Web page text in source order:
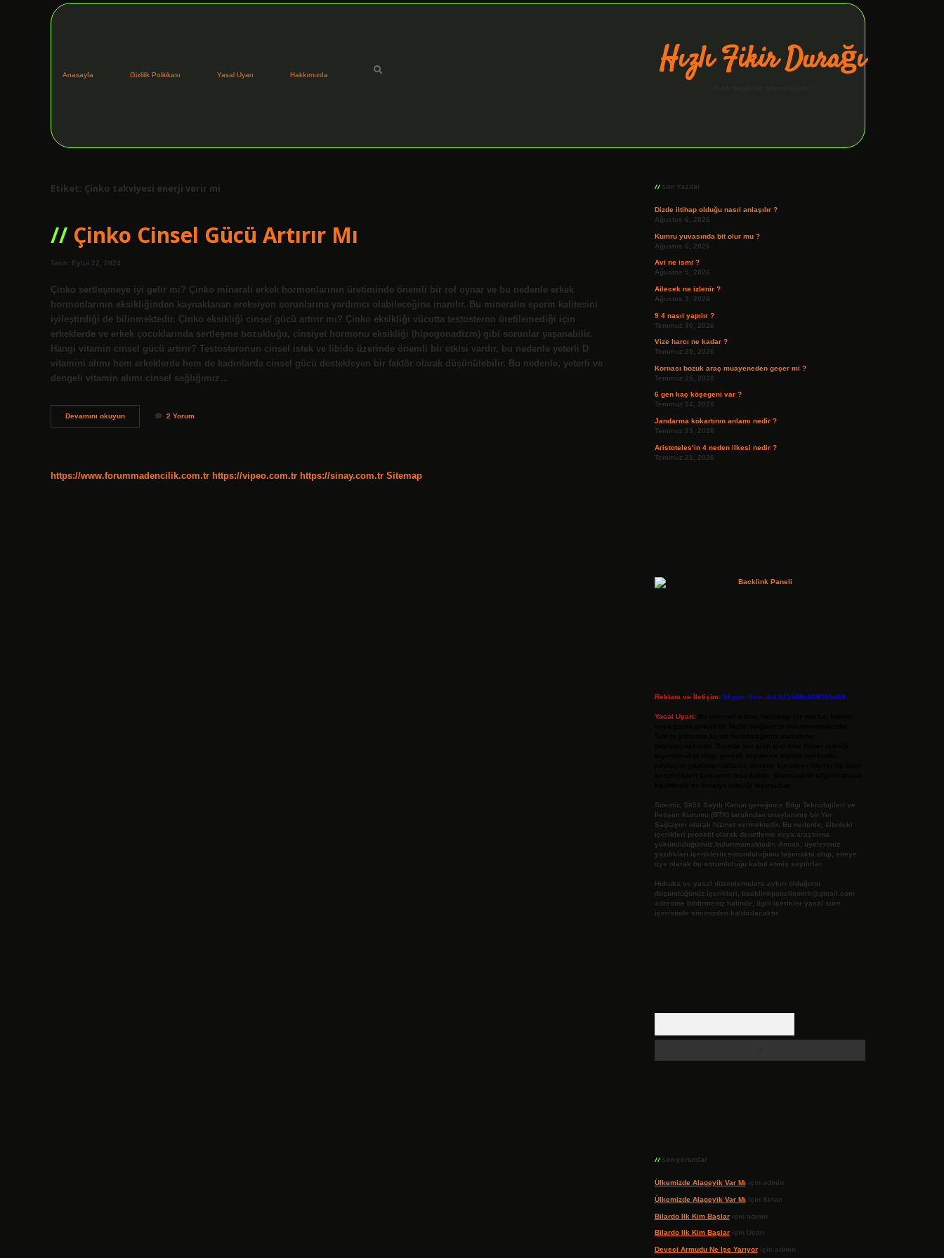
Anasayfa Gizlilik Politikası Yasal Uyarı Hakkımızda Hızlı Fikir Durağı
Etiket: Çinko takviyesi enerji verir mi
Çinko Cinsel Gücü Artırır Mı
Tarih: Eylül 22, 2024
Çinko sertleşmeye iyi gelir mi? Çinko minerali erkek hormonlarının üretiminde önemli bir rol oynar ve bu nedenle erkek
hormonlarının eksikliğinden kaynaklanan ereksiyon sorunlarına yardımcı olabileceğine inanılır. Bu mineralin sperm kalitesini
iyileştirdiği de bilinmektedir. Çinko eksikliği cinsel gücü artırır mı? Çinko eksikliği vücutta testosteron üretilemediği için
erkeklerde ve erkek çocuklarında sertleşme bozukluğu, cinsiyet hormonu eksikliği (hipogonadizm) gibi sorunlar yaşanabilir.
Hangi vitamin cinsel gücü artırır? Testosteronun cinsel istek ve libido üzerinde önemli bir etkisi vardır, bu nedenle yeterli D
vitamini alımı hem erkeklerde hem de kadınlarda cinsel gücü destekleyen bir faktör olarak düşünülebilir. Bu nedenle, yeterli ve
dengeli vitamin alımı cinsel sağlığımız…
Devamını okuyunÇinko
Cinsel
2 Yorum
https://www.forummadencilik.com.tr https://vipeo.com.tr https://sinay.com.tr Sitemap
Son Yazılar
Dizde iltihap olduğu nasıl anlaşılır ?
Ağustos 6, 2026
Kumru yuvasında bit olur mu ?
Ağustos 6, 2026
Avi ne ismi ?
Ağustos 5, 2026
Ailecek ne izlenir ?
Ağustos 3, 2026
9 4 nasıl yapılır ?
Temmuz 30, 2026
Vize harcı ne kadar ?
Temmuz 29, 2026
Kornası bozuk araç muayeneden geçer mi ?
Temmuz 25, 2026
6 gen kaç köşegeni var ?
Temmuz 24, 2026
Jandarma kokartının anlamı nedir ?
Temmuz 23, 2026
Aristoteles’in 4 neden ilkesi nedir ?
Temmuz 21, 2026
Reklam ve İletişim: Skype: live:.cid.575569c608265c69
Yasal Uyarı:
Sitemiz, 5651 Sayılı Kanun gereğince Bilgi Teknolojileri ve
İletişim Kurumu (BTK) tarafından onaylanmış bir Yer
Sağlayıcı olarak hizmet vermektedir. Bu nedenle, sitedeki
içerikleri proaktif olarak denetleme veya araştırma
yükümlülüğümüz bulunmamaktadır. Ancak, üyelerimiz
yazdıkları içeriklerin sorumluluğunu taşımakta olup, siteye
üye olarak bu sorumluluğu kabul etmiş sayılırlar.
Hukuka ve yasal düzenlemelere aykırı olduğunu
düşündüğünüz içerikleri,
backlinkpanelicomtr@gmail.com
adresine bildirmeniz halinde, ilgili içerikler yasal süre
içerisinde sitemizden kaldırılacaktır.
Son yorumlar
Ülkemizde Alageyik Var Mı için admin
Ülkemizde Alageyik Var Mı için Sinan
Bilardo Ilk Kim Başlariçin admin
Bilardo Ilk Kim Başlariçin Uçan
Deveci Armudu Ne Işe Yarıyoriçin admin